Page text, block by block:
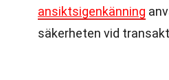
ansiktsigenkänning
säkerheten vid